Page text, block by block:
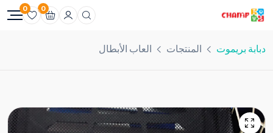
0
0
دبابة بريموت المنتجات العاب الأبطال